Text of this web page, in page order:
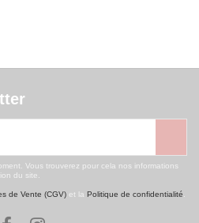
Vous trouverez pour cela nos informations
du site.
de Vente (CGV)et la Politique de confidentialité